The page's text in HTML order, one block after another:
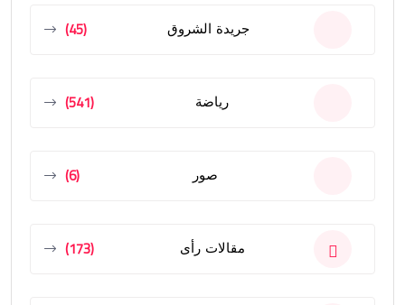
جريدة الشروق (45)
رياضة (541)
صور (6)
مقالات رأى (173)